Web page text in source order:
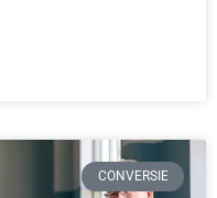
CONVERSIE